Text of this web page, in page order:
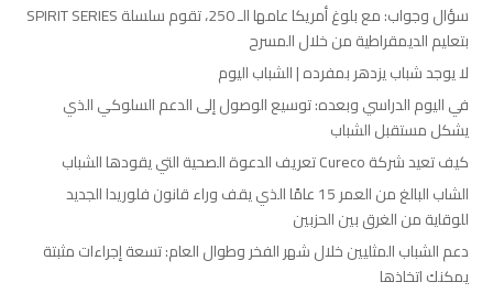
سؤال وجواب: مع بلوغ أمريكا عامها الـ 250، تقوم سلسلة SPIRIT SERIES
بتعليم الديمقراطية من خلال المسرح
لا يوجد شباب يزدهر بمفرده | الشباب اليوم
في اليوم الدراسي وبعده: توسيع الوصول إلى الدعم السلوكي الذي
يشكل مستقبل الشباب
كيف تعيد شركة Cureco تعريف الدعوة الصحية التي يقودها الشباب
الشاب البالغ من العمر 15 عامًا الذي يقف وراء قانون فلوريدا الجديد
للوقاية من الغرق بين الحزبين
دعم الشباب المثليين خلال شهر الفخر وطوال العام: تسعة إجراءات مثبتة
يمكنك اتخاذها